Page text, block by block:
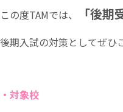
この度TAMでは、 「後期
後期入試の対策としてぜひ
・対象校